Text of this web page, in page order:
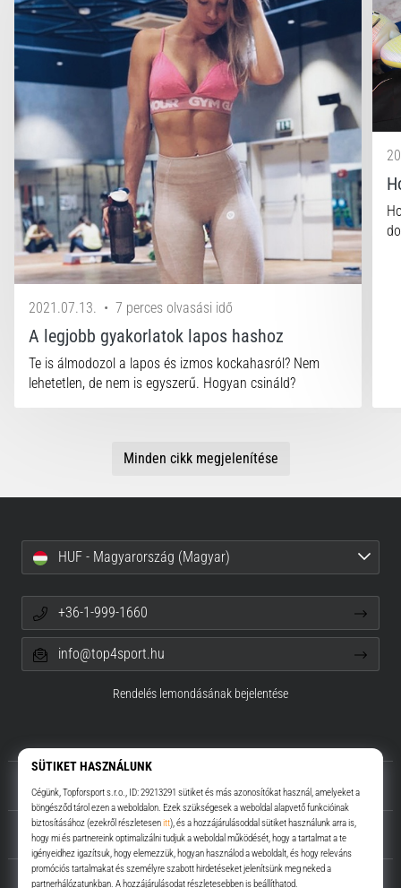
2021.07.13. • 7 perces olvasási idő
A legjobb gyakorlatok lapos hashoz
Te is álmodozol a lapos és izmos kockahasról? Nem
lehetetlen, de nem is egyszerű. Hogyan csináld?
Minden cikk megjelenítése
Rólunk
Ügyfélszolgálat
HUF - Magyarország (Magyar)
+36-1-999-1660
info@top4sport.hu
Rendelés lemondásának bejelentése